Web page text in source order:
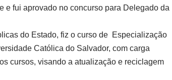
e fui aprovado no concurso para Delegado da
do Estado, fiz o curso de Especialização
Católica do Salvador, com carga
cursos, visando a atualização e reciclagem